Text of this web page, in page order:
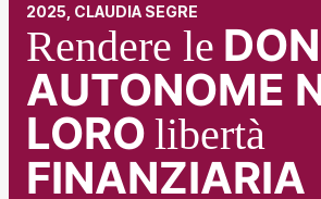
2025, CLAUDIA SEGRE
Rendere le
AUTONOME
LORO libertà
FINANZIARIA